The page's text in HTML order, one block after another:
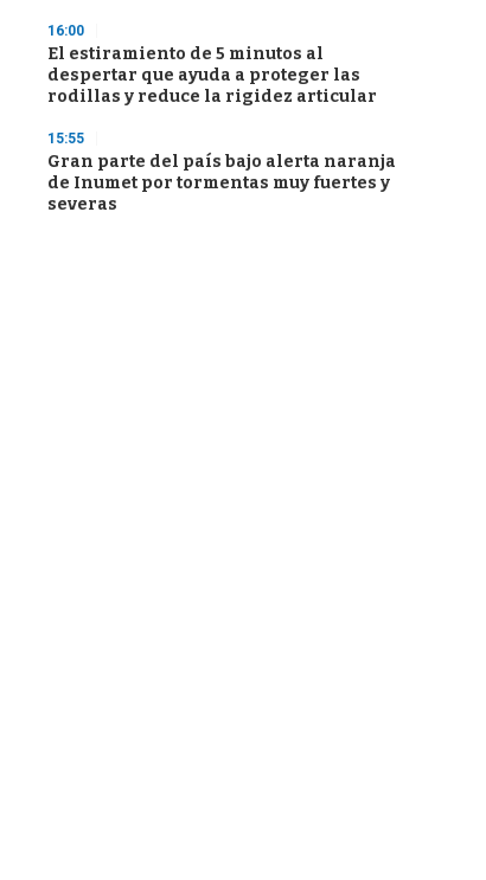
16:00
El estiramiento de 5 minutos al
despertar que ayuda a proteger las
rodillas y reduce la rigidez articular
15:55
Gran parte del país bajo alerta naranja
de Inumet por tormentas muy fuertes y
severas